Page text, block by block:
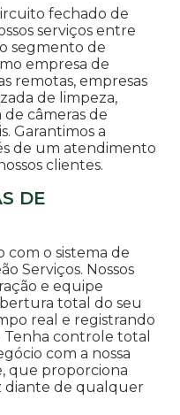
fechado de
serviços entre
segmento de
empresa de
remotas, empresas
de limpeza,
de câmeras de
Garantimos a
de um atendimento
clientes.
DE
com o sistema de
Serviços. Nossos
e equipe
total do seu
real e registrando
controle total
com a nossa
que proporciona
diante de qualquer